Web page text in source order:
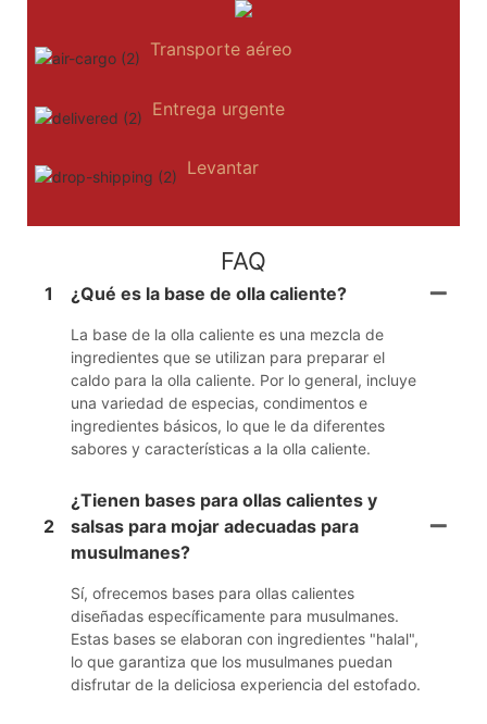
Transporte aéreo
Entrega urgente
Levantar
FAQ
1 ¿Qué es la base de olla caliente?
La base de la olla caliente es una mezcla de
ingredientes que se utilizan para preparar el
caldo para la olla caliente. Por lo general, incluye
una variedad de especias, condimentos e
ingredientes básicos, lo que le da diferentes
sabores y características a la olla caliente.
2
¿Tienen bases para ollas calientes y
salsas para mojar adecuadas para
musulmanes?
Sí, ofrecemos bases para ollas calientes
diseñadas específicamente para musulmanes.
Estas bases se elaboran con ingredientes "halal",
lo que garantiza que los musulmanes puedan
disfrutar de la deliciosa experiencia del estofado.